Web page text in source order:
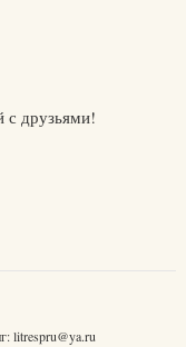
с друзьями!
litrespru@ya.ru